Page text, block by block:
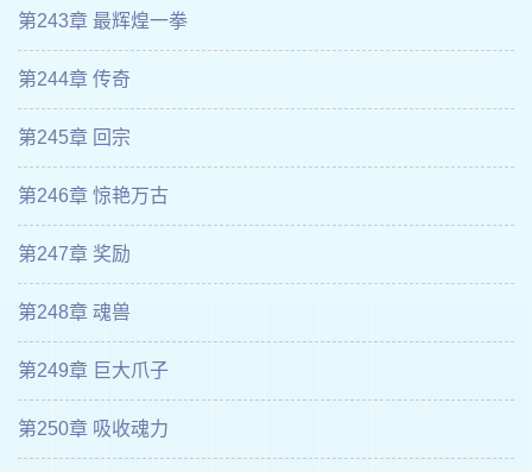
第243章 最辉煌一拳
第244章 传奇
第245章 回宗
第246章 惊艳万古
第247章 奖励
第248章 魂兽
第249章 巨大爪子
第250章 吸收魂力